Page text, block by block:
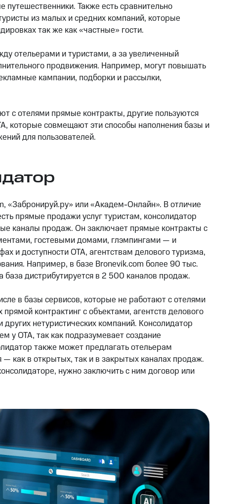
Также есть сравнительно
из малых и средних компаний, которые
так же как «частные» гости.
отельерами и туристами, а за увеличенный
продвижения. Например, могут повышать
кампании, подборки и рассылки,
с отелями прямые контракты, другие пользуются
которые совмещают эти способы наполнения базы и
для пользователей.
«Забронируй.ру» или «Академ-Онлайн». В отличие
прямые продажи услуг туристам, консолидатор
каналы продаж. Он заключает прямые контракты с
гостевыми домами, глэмпингами — и
и доступности OTA, агентствам делового туризма,
Например, в базе Bronevik.com более 90 тыс.
дистрибутируется в 2 500 каналов продаж.
в базы сервисов, которые не работают с отелями
контрактинг с объектами, агентств делового
нетуристических компаний. Консолидатор
у ОТА, так как подразумевает создание
также может предлагать отельерам
как в открытых, так и в закрытых каналах продаж.
нужно заключить с ним договор или